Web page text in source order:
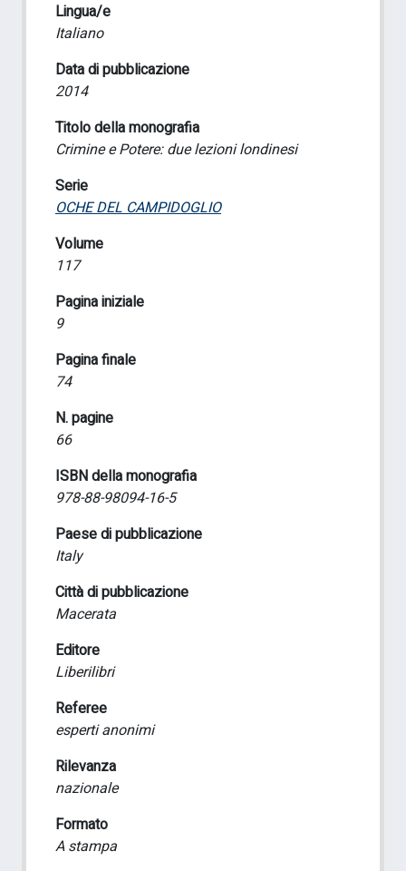
Lingua/e
Italiano
Data di pubblicazione
2014
Titolo della monografia
Crimine e Potere: due lezioni londinesi
Serie
OCHE DEL CAMPIDOGLIO
Volume
117
Pagina iniziale
9
Pagina finale
74
N. pagine
66
ISBN della monografia
978-88-98094-16-5
Paese di pubblicazione
Italy
Città di pubblicazione
Macerata
Editore
Liberilibri
Referee
esperti anonimi
Rilevanza
nazionale
Formato
A stampa